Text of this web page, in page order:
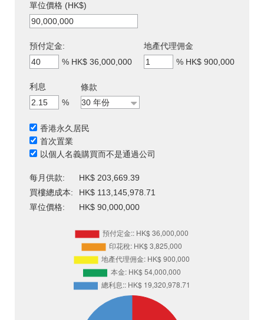
單位價格 (HK$)
預付定金:
% HK$ 36,000,000
地產代理佣金
% HK$ 900,000
利息
%
條款
香港永久居民
首次置業
以個人名義購買而不是通過公司
每月供款:
HK$ 203,669.39
買樓總成本:
HK$ 113,145,978.71
單位價格:
HK$ 90,000,000